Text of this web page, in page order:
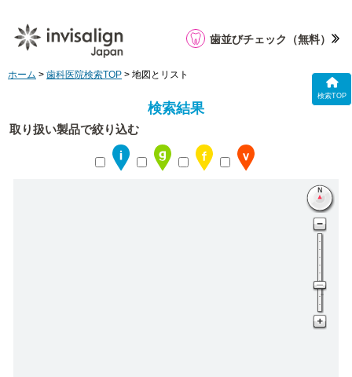
検索TOP
歯並びチェック （無料）
ホーム > 歯科医院検索TOP > 地図とリスト
検索結果
取り扱い製品で絞り込む